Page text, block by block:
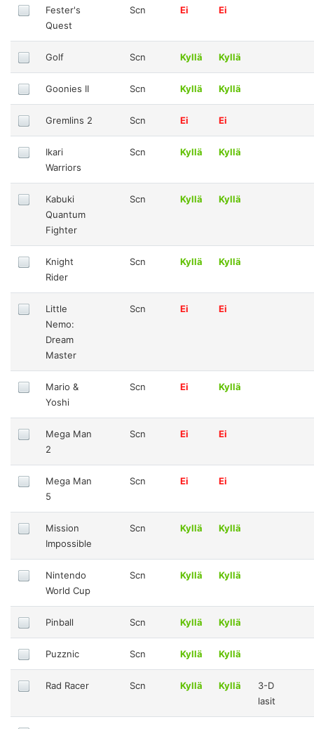
Fester's
Quest
Scn Ei Ei
Golf Scn Kyllä Kyllä
Goonies II Scn Kyllä Kyllä
Gremlins 2 Scn Ei Ei
Ikari
Warriors
Scn Kyllä Kyllä
Kabuki
Quantum
Fighter
Scn Kyllä Kyllä
Knight
Rider
Scn Kyllä Kyllä
Little
Nemo:
Dream
Master
Scn Ei Ei
Mario &
Yoshi
Scn Ei Kyllä
Mega Man
2
Scn Ei Ei
Mega Man
5
Scn Ei Ei
Mission
Impossible
Scn Kyllä Kyllä
Nintendo
World Cup
Scn Kyllä Kyllä
Pinball Scn Kyllä Kyllä
Puzznic Scn Kyllä Kyllä
Rad Racer Scn Kyllä Kyllä
3-D
lasit